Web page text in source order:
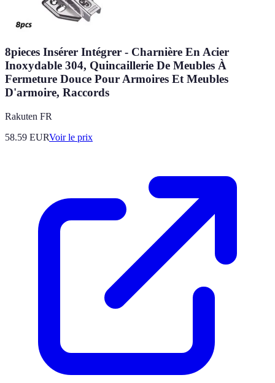
8pieces Insérer Intégrer - Charnière En Acier
Inoxydable 304, Quincaillerie De Meubles À
Fermeture Douce Pour Armoires Et Meubles
D'armoire, Raccords
Rakuten FR
58.59 EURVoir le prix